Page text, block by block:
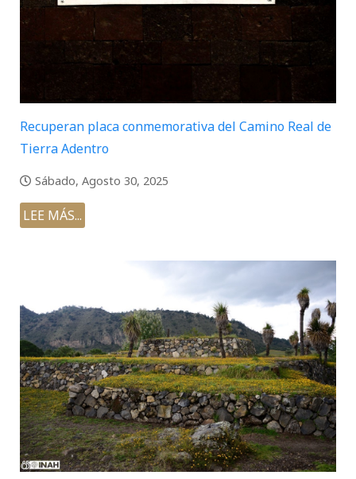
Recuperan placa conmemorativa del Camino Real de
Tierra Adentro
Sábado, Agosto 30, 2025
LEE MÁS...